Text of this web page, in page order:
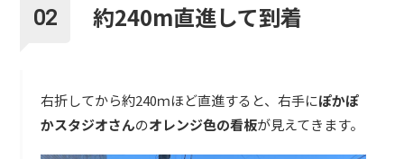
約240m直進して到着
右折してから約240ｍほど直進すると、右手にぽかぽ
かスタジオさんのオレンジ色の看板が見えてきます。